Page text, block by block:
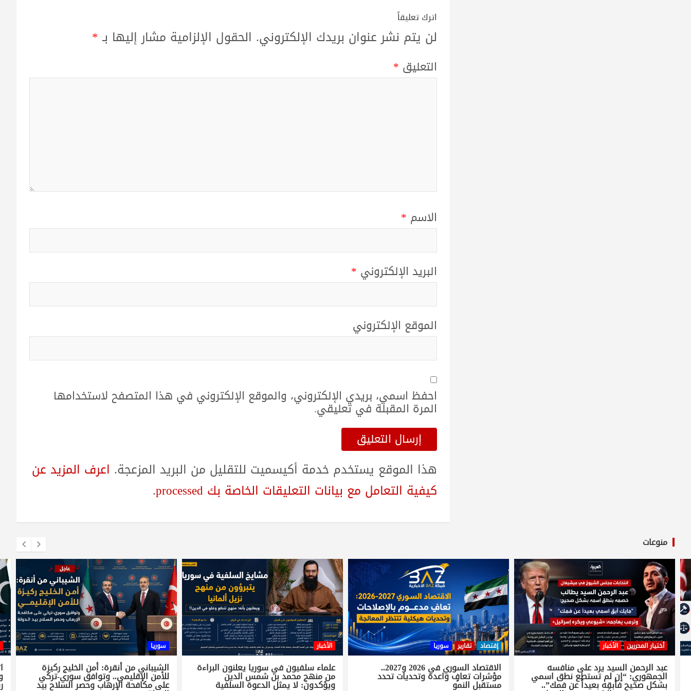
اترك تعليقاً
لن يتم نشر عنوان بريدك الإلكتروني. الحقول الإلزامية مشار إليها بـ*
التعليق *
الاسم *
البريد الإلكتروني *
الموقع الإلكتروني
احفظ اسمي، بريدي الإلكتروني، والموقع الإلكتروني في هذا المتصفح لاستخدامها
المرة المقبلة في تعليقي.
هذا الموقع يستخدم خدمة أكيسميت للتقليل من البريد المزعجة. اعرف المزيد عن
كيفية التعامل مع بيانات التعليقات الخاصة بك processed
.
منوعات
سوريا
الشيباني من أنقرة: أمن الخليج ركيزة
للأمن الإقليمي.. وتوافق سوري-تركي
على مكافحة الإرهاب وحصر السلاح بيد
الأخبار
علماء سلفيون في سوريا يعلنون البراءة
من منهج محمد بن شمس الدين
ويؤكدون: لا يمثل الدعوة السلفية
إقتصاد تقارير سوريا
الاقتصاد السوري في 2026 و2027..
مؤشرات تعافٍ واعدة وتحديات تحدد
مستقبل النمو
أختيار المحررين الأخبار
عبد الرحمن السيد يرد على منافسه
الجمهوري: “إن لم تستطع نطق اسمي
بشكل صحيح فأبقِه بعيداً عن فمك”..